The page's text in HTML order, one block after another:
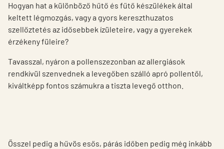
Hogyan hat a különböző hűtő és fűtő készülékek által
keltett légmozgás, vagy a gyors kereszthuzatos
szellőztetés az idősebbek ízületeire, vagy a gyerekek
érzékeny füleire?
Tavasszal, nyáron a pollenszezonban az allergiások
rendkívül szenvednek a levegőben szálló apró pollentől,
kiváltképp fontos számukra a tiszta levegő otthon.
Ősszel pedig a hűvös esős, párás időben pedig még inkább